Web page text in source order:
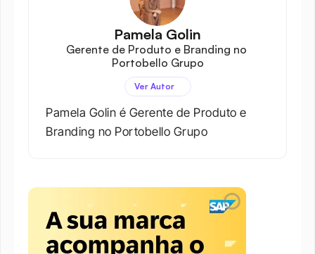
Pamela Golin
Gerente de Produto e Branding no
Portobello Grupo
Ver Autor
Pamela Golin é Gerente de Produto e
Branding no Portobello Grupo